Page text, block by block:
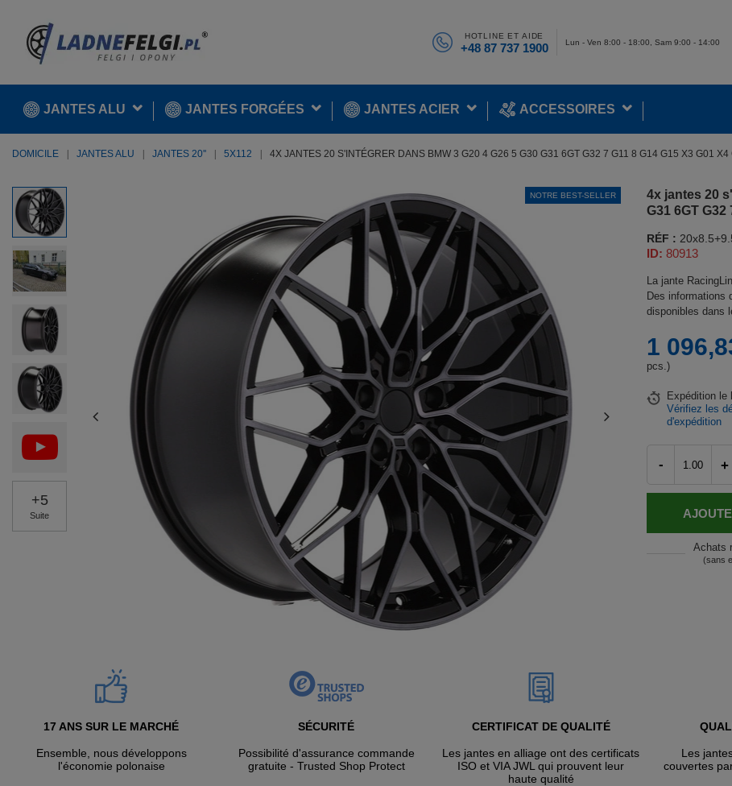
HOTLINE ET AIDE
+48 87 737 1900 Lun - Ven 8:00 - 18:00, Sam 9:00 - 14:00
JANTES ALU JANTES FORGÉES JANTES ACIER ACCESSOIRES
DOMICILE JANTES ALU JANTES 20'' 5X112 4X JANTES 20 S'INTÉGRER DANS BMW 3 G20 4 G26 5 G30 G31 6GT G32 7 G11 8 G14 G15 X3 G01 X4
4x jantes 20
G31 6GT G32
RÉF :
ID:80913
La jante
Des informations
disponibles dans
+5
Suite
NOTRE BEST-SELLER
1
pcs.)
Expédition le
Vérifiez les
d'expédition
- +
Achats
(sans
17 ANS SUR LE MARCHÉ
Ensemble, nous développons
l'économie polonaise
SÉCURITÉ
Possibilité d'assurance commande
gratuite - Trusted Shop Protect
CERTIFICAT DE QUALITÉ
Les jantes en alliage ont des certificats
ISO et VIA JWL qui prouvent leur
haute qualité
Les
couvertes